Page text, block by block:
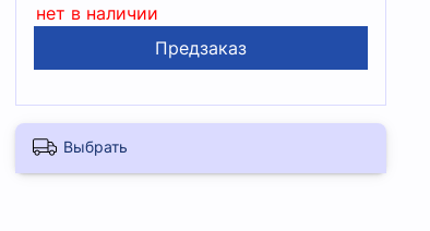
нет в наличии
Предзаказ
Выбрать